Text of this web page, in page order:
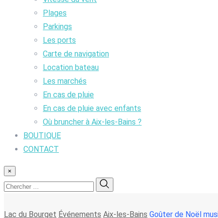
Plages
Parkings
Les ports
Carte de navigation
Location bateau
Les marchés
En cas de pluie
En cas de pluie avec enfants
Où bruncher à Aix-les-Bains ?
BOUTIQUE
CONTACT
×
Lac du Bourget Événements Aix-les-Bains Goûter de Noël